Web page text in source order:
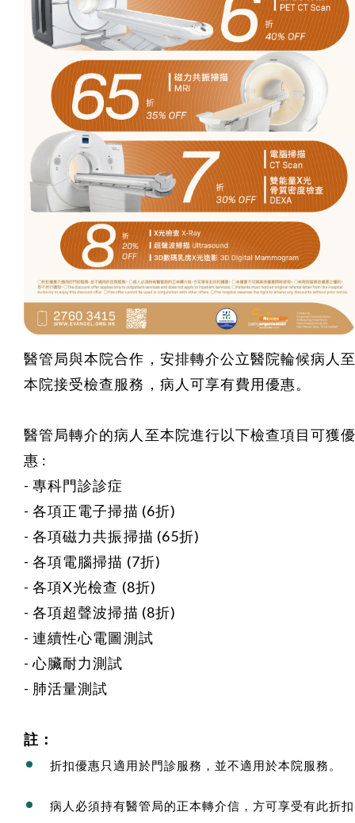
醫管局與本院合作，安排轉介公立醫院輪候病人
本院接受檢查服務，病人可享有費用優惠。
醫管局轉介的病人至本院進行以下檢查項目可獲
惠 :
- 專科門診診症
- 各項正電子掃描 (6折)
- 各項磁力共振掃描 (65折)
- 各項電腦掃描 (7折)
- 各項X光檢查 (8折)
- 各項超聲波掃描 (8折)
- 連續性心電圖測試
- 心臟耐力測試
- 肺活量測試
註：
折扣優惠只適用於門診服務，並不適用於本院服務。
病人必須持有醫管局的正本轉介信，方可享受有此折扣